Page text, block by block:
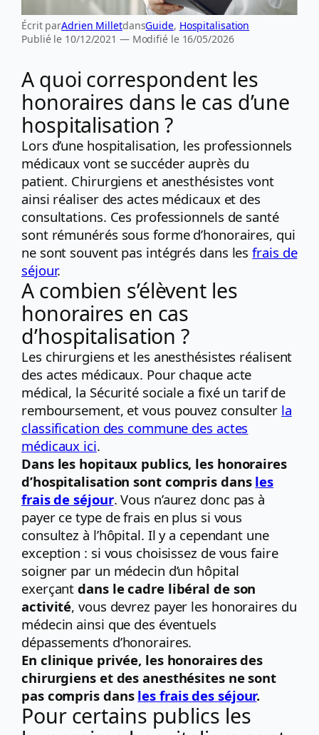
Écrit parAdrien MilletdansGuide, Hospitalisation
Publié le 10/12/2021 — Modifié le 16/05/2026
A quoi correspondent les
honoraires dans le cas d’une
hospitalisation ?
Lors d’une hospitalisation, les professionnels
médicaux vont se succéder auprès du
patient. Chirurgiens et anesthésistes vont
ainsi réaliser des actes médicaux et des
consultations. Ces professionnels de santé
sont rémunérés sous forme d’honoraires, qui
ne sont souvent pas intégrés dans lesfrais de
séjour.
A combien s’élèvent les
honoraires en cas
d’hospitalisation ?
Les chirurgiens et les anesthésistes réalisent
des actes médicaux. Pour chaque acte
médical, la Sécurité sociale a fixé un tarif de
remboursement, et vous pouvez consulter la
classification des commune des actes
médicaux ici.
Dans les hopitaux publics, les honoraires
d’hospitalisation sont compris dans les
frais de séjour. Vous n’aurez donc pas à
payer ce type de frais en plus si vous
consultez à l’hôpital. Il y a cependant une
exception : si vous choisissez de vous faire
soigner par un médecin d’un hôpital
exerçantdans le cadre libéral de son
activité, vous devrez payer les honoraires du
médecin ainsi que des éventuels
dépassements d’honoraires.
En clinique privée, les honoraires des
chirurgiens et des anesthésites ne sont
pas compris dans les frais des séjour.
Pour certains publics les